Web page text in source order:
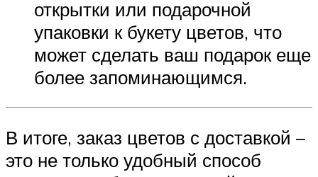
открытки или подарочной
упаковки к букету цветов, что
может сделать ваш подарок еще
более запоминающимся.
В итоге, заказ цветов с доставкой –
это не только удобный способ